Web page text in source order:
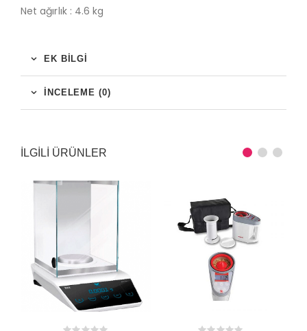
Net ağırlık : 4.6 kg
EK BILGI
İNCELEME (0)
ILGILI ÜRÜNLER